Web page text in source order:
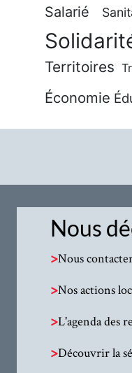
Salarié
Territoires
Économie
Nous
>Nous
>Nos actions
>L'agenda des
>Découvrir la